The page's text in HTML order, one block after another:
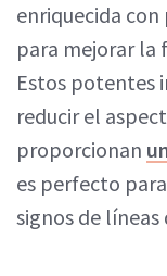
enriquecida
para mejorar la
Estos potentes
reducir el
proporcionan
es perfecto
signos de líneas